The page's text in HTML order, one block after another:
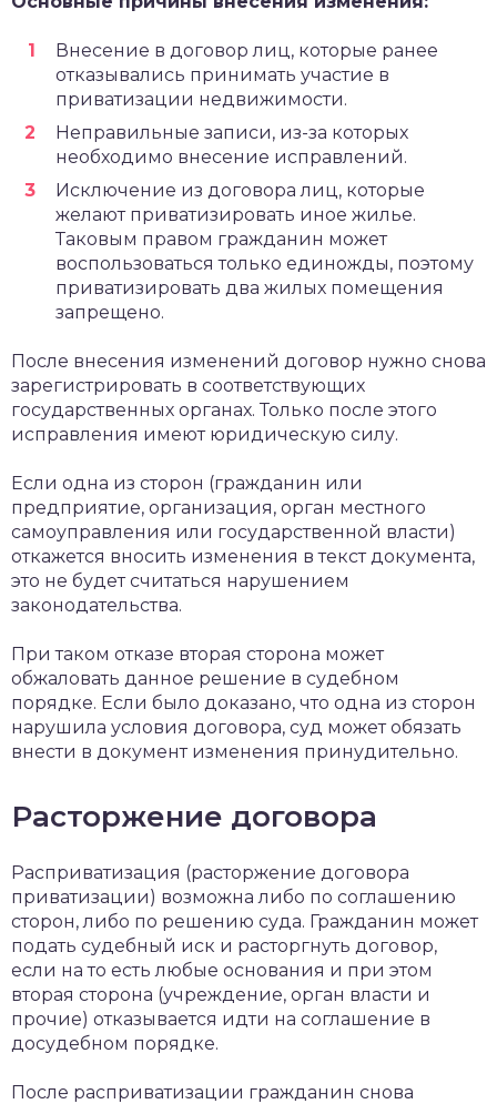
Внесение в договор лиц, которые ранее
отказывались принимать участие в
приватизации недвижимости.
Неправильные записи, из-за которых
необходимо внесение исправлений.
Исключение из договора лиц, которые
желают приватизировать иное жилье.
Таковым правом гражданин может
воспользоваться только единожды, поэтому
приватизировать два жилых помещения
запрещено.
После внесения изменений договор нужно снова
зарегистрировать в соответствующих
государственных органах. Только после этого
исправления имеют юридическую силу.
Если одна из сторон (гражданин или
предприятие, организация, орган местного
самоуправления или государственной власти)
откажется вносить изменения в текст документа,
это не будет считаться нарушением
законодательства.
При таком отказе вторая сторона может
обжаловать данное решение в судебном
порядке. Если было доказано, что одна из сторон
нарушила условия договора, суд может обязать
внести в документ изменения принудительно.
Расторжение договора
Расприватизация (расторжение договора
приватизации) возможна либо по соглашению
сторон, либо по решению суда. Гражданин может
подать судебный иск и расторгнуть договор,
если на то есть любые основания и при этом
вторая сторона (учреждение, орган власти и
прочие) отказывается идти на соглашение в
досудебном порядке.
После расприватизации гражданин снова